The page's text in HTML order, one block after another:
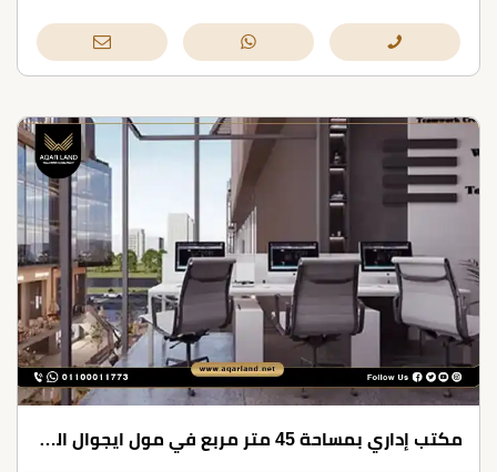
مكتب إداري بمساحة 45 متر مربع في مول ايجوال التجمع الخامس